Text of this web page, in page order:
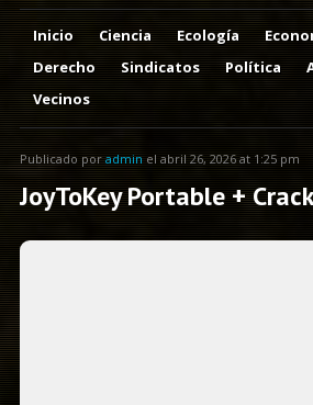
Inicio Ciencia Ecología
Derecho
Sindicatos Política
Vecinos
Publicado poradminel abril 26, 2026 at 1:25 pm
JoyToKey Portable +